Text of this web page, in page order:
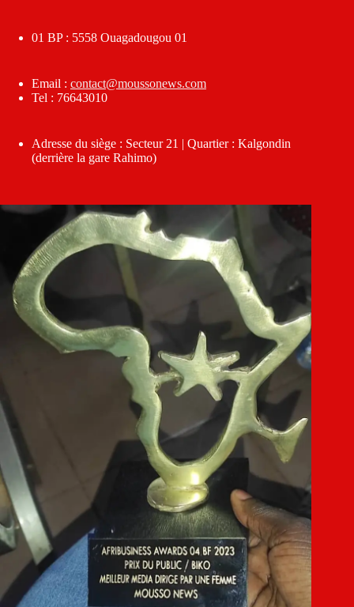
01 BP : 5558 Ouagadougou 01
Email : contact@moussonews.com
Tel : 76643010
Adresse du siège : Secteur 21 | Quartier : Kalgondin
(derrière la gare Rahimo)